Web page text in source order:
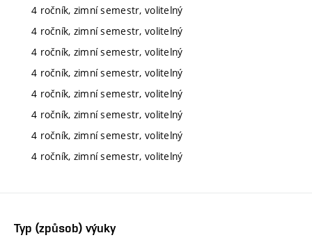
4 ročník, zimní semestr, volitelný
4 ročník, zimní semestr, volitelný
4 ročník, zimní semestr, volitelný
4 ročník, zimní semestr, volitelný
4 ročník, zimní semestr, volitelný
4 ročník, zimní semestr, volitelný
4 ročník, zimní semestr, volitelný
4 ročník, zimní semestr, volitelný
Typ (způsob) výuky